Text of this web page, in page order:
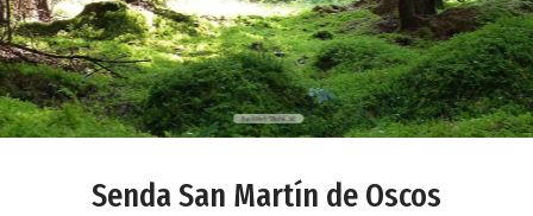
Senda San Martín de Oscos